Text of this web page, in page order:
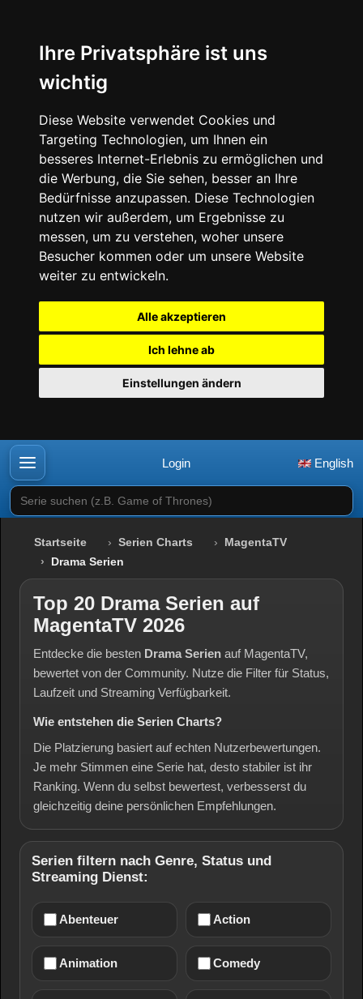
Ihre Privatsphäre ist uns
wichtig
Diese Website verwendet Cookies und
Targeting Technologien, um Ihnen ein
besseres Internet-Erlebnis zu ermöglichen und
die Werbung, die Sie sehen, besser an Ihre
Bedürfnisse anzupassen. Diese Technologien
nutzen wir außerdem, um Ergebnisse zu
messen, um zu verstehen, woher unsere
Besucher kommen oder um unsere Website
weiter zu entwickeln.
Alle akzeptieren
Ich lehne ab
Einstellungen ändern
Login English
Serie suchen (z.B. Game of Thrones)
Startseite Serien Charts
MagentaTV
Drama Serien
Top 20 Drama Serien auf
MagentaTV 2026
Entdecke die besten Drama Serien auf MagentaTV,
bewertet von der Community. Nutze die Filter für Status,
Laufzeit und Streaming Verfügbarkeit.
Wie entstehen die Serien Charts?
Die Platzierung basiert auf echten Nutzerbewertungen.
Je mehr Stimmen eine Serie hat, desto stabiler ist ihr
Ranking. Wenn du selbst bewertest, verbesserst du
gleichzeitig deine persönlichen Empfehlungen.
Serien filtern nach Genre, Status und
Streaming Dienst:
Abenteuer Action
Animation Comedy